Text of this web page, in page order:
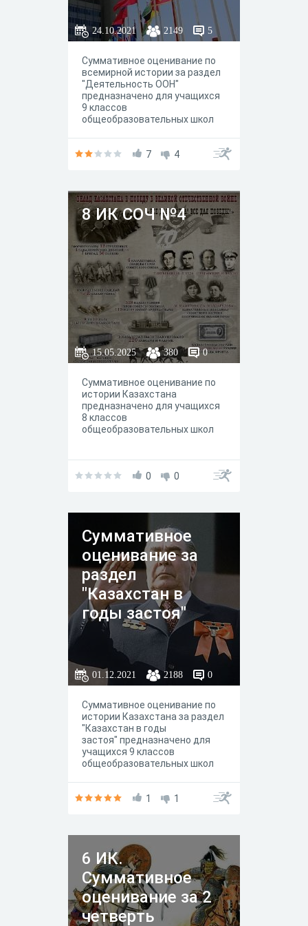
24.10.2021 2149 5
Суммативное оценивание по
всемирной истории за раздел
"Деятельность ООН"
предназначено для учащихся
9 классов
общеобразовательных школ
7 4
8 ИК СОЧ №4
15.05.2025 380 0
Суммативное оценивание по
истории Казахстана
предназначено для учащихся
8 классов
общеобразовательных школ
0 0
Суммативное
оценивание за
раздел
"Казахстан в
годы застоя"
01.12.2021 2188 0
Суммативное оценивание по
истории Казахстана за раздел
"Казахстан в годы
застоя" предназначено для
учащихся 9 классов
общеобразовательных школ
1 1
6 ИК.
Суммативное
оценивание за 2
четверть